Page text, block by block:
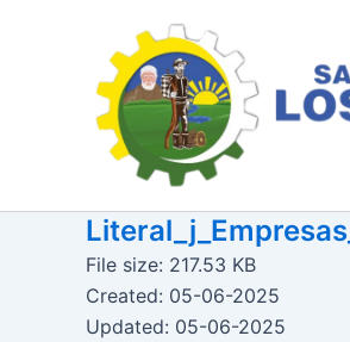
File size: 217.53 KB
Created: 05-06-2025
Updated: 05-06-2025